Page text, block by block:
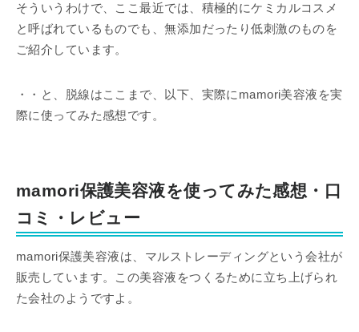
そういうわけで、ここ最近では、積極的にケミカルコスメ
と呼ばれているものでも、無添加だったり低刺激のものを
ご紹介しています。
・・と、脱線はここまで、以下、実際にmamori美容液を実
際に使ってみた感想です。
mamori保護美容液を使ってみた感想・口
コミ・レビュー
mamori保護美容液は、マルストレーディングという会社が
販売しています。この美容液をつくるために立ち上げられ
た会社のようですよ。